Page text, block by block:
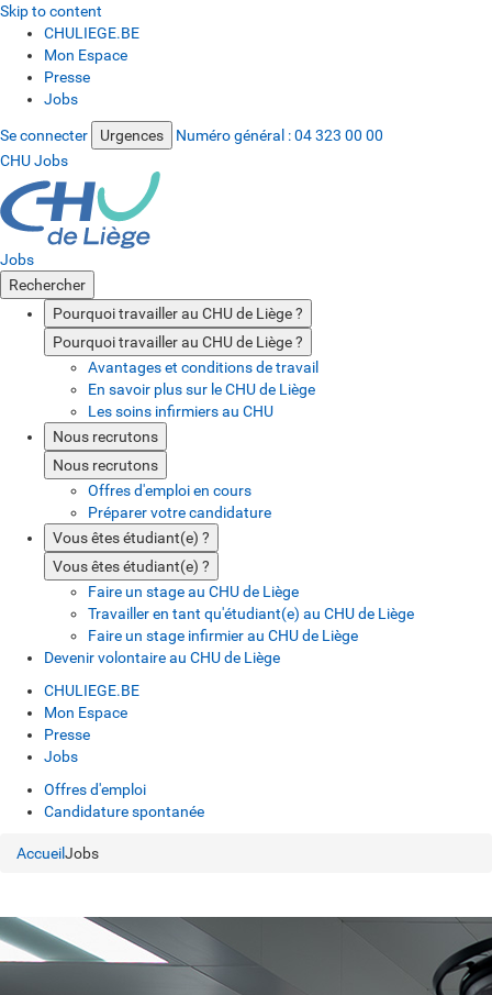
Skip to content
CHULIEGE.BE
Mon Espace
Presse
Jobs
Se connecter Urgences Numéro général :04 323 00 00
CHU Jobs
Jobs
Rechercher
Pourquoi travailler au CHU de Liège ?
Pourquoi travailler au CHU de Liège ?
Avantages et conditions de travail
En savoir plus sur le CHU de Liège
Les soins infirmiers au CHU
Nous recrutons
Nous recrutons
Offres d'emploi en cours
Préparer votre candidature
Vous êtes étudiant(e) ?
Vous êtes étudiant(e) ?
Faire un stage au CHU de Liège
Travailler en tant qu'étudiant(e) au CHU de Liège
Faire un stage infirmier au CHU de Liège
Devenir volontaire au CHU de Liège
CHULIEGE.BE
Mon Espace
Presse
Jobs
Offres d'emploi
Candidature spontanée
AccueilJobs